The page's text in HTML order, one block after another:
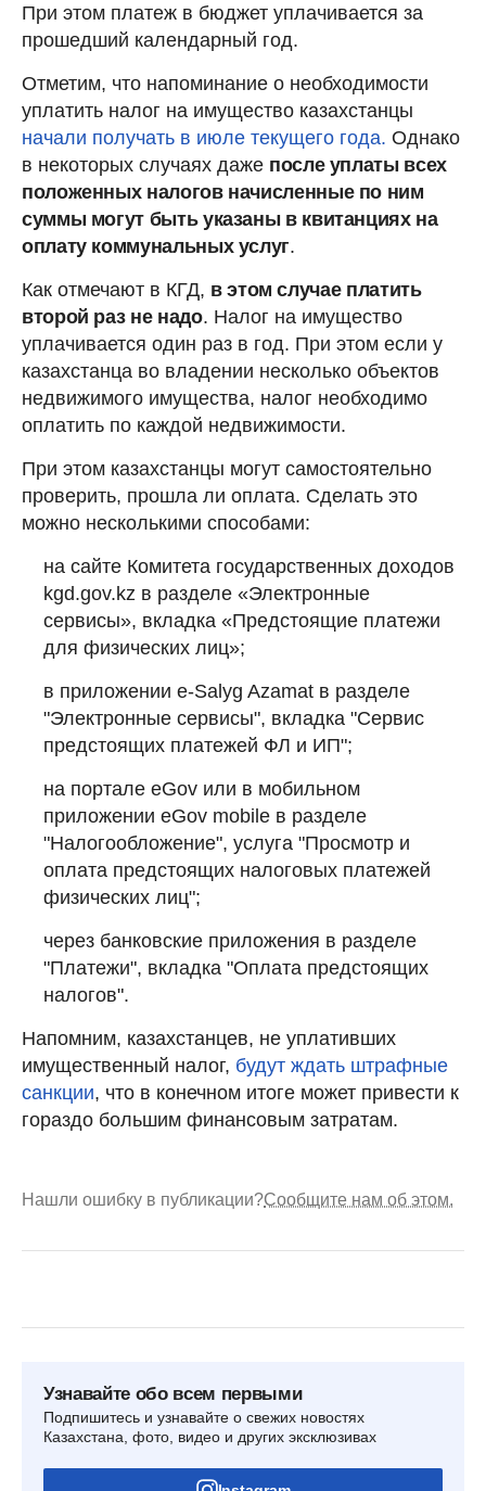
При этом платеж в бюджет уплачивается за
прошедший календарный год.
Отметим, что напоминание о необходимости
уплатить налог на имущество казахстанцы
начали получать в июле текущего года. Однако
в некоторых случаях даже после уплаты всех
положенных налогов начисленные по ним
суммы могут быть указаны в квитанциях на
оплату коммунальных услуг.
Как отмечают в КГД, в этом случае платить
второй раз не надо. Налог на имущество
уплачивается один раз в год. При этом если у
казахстанца во владении несколько объектов
недвижимого имущества, налог необходимо
оплатить по каждой недвижимости.
При этом казахстанцы могут самостоятельно
проверить, прошла ли оплата. Сделать это
можно несколькими способами:
на сайте Комитета государственных доходов
kgd.gov.kz в разделе «Электронные
сервисы», вкладка «Предстоящие платежи
для физических лиц»;
в приложении e-Salyg Azamat в разделе
"Электронные сервисы", вкладка "Сервис
предстоящих платежей ФЛ и ИП";
на портале eGov или в мобильном
приложении eGov mobile в разделе
"Налогообложение", услуга "Просмотр и
оплата предстоящих налоговых платежей
физических лиц";
через банковские приложения в разделе
"Платежи", вкладка "Оплата предстоящих
налогов".
Напомним, казахстанцев, не уплативших
имущественный налог, будут ждать штрафные
санкции, что в конечном итоге может привести к
гораздо большим финансовым затратам.
Нашли ошибку в публикации?Сообщите нам об этом.
Узнавайте обо всем первыми
Подпишитесь и узнавайте о свежих новостях
Казахстана, фото, видео и других эксклюзивах